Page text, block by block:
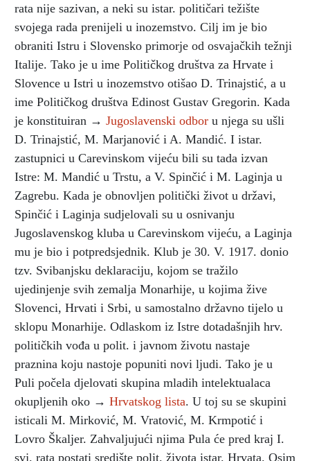
rata nije sazivan, a neki su istar. političari težište
svojega rada prenijeli u inozemstvo. Cilj im je bio
obraniti Istru i Slovensko primorje od osvajačkih težnji
Italije. Tako je u ime Političkog društva za Hrvate i
Slovence u Istri u inozemstvo otišao D. Trinajstić, a u
ime Političkog društva Edinost Gustav Gregorin. Kada
je konstituiran → Jugoslavenski odbor u njega su ušli
D. Trinajstić, M. Marjanović i A. Mandić. I istar.
zastupnici u Carevinskom vijeću bili su tada izvan
Istre: M. Mandić u Trstu, a V. Spinčić i M. Laginja u
Zagrebu. Kada je obnovljen politički život u državi,
Spinčić i Laginja sudjelovali su u osnivanju
Jugoslavenskog kluba u Carevinskom vijeću, a Laginja
mu je bio i potpredsjednik. Klub je 30. V. 1917. donio
tzv. Svibanjsku deklaraciju, kojom se tražilo
ujedinjenje svih zemalja Monarhije, u kojima žive
Slovenci, Hrvati i Srbi, u samostalno državno tijelo u
sklopu Monarhije. Odlaskom iz Istre dotadašnjih hrv.
političkih vođa u polit. i javnom životu nastaje
praznina koju nastoje popuniti novi ljudi. Tako je u
Puli počela djelovati skupina mladih intelektualaca
okupljenih oko → Hrvatskog lista. U toj su se skupini
isticali M. Mirković, M. Vratović, M. Krmpotić i
Lovro Škaljer. Zahvaljujući njima Pula će pred kraj I.
svj. rata postati središte polit. života istar. Hrvata. Osim